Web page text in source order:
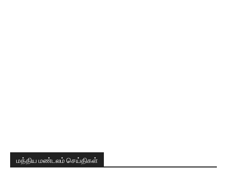
மத்திய மண்டலம் செய்திகள்